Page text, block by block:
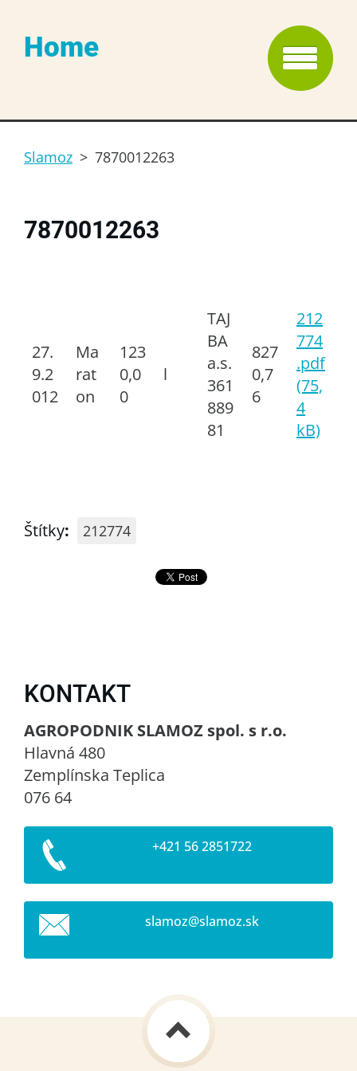
Home
Slamoz > 7870012263
7870012263
27.
9.2
012
Ma
rat
on
123
0,0
0
l
TAJ
BA
a.s.
361
889
81
827
0,7
6
212
774
.pdf
(75,
4
kB)
Štítky: 212774
KONTAKT
AGROPODNIK SLAMOZ spol. s r.o.
Hlavná 480
Zemplínska Teplica
076 64
+421 56 2851722
slamoz@slamoz.sk